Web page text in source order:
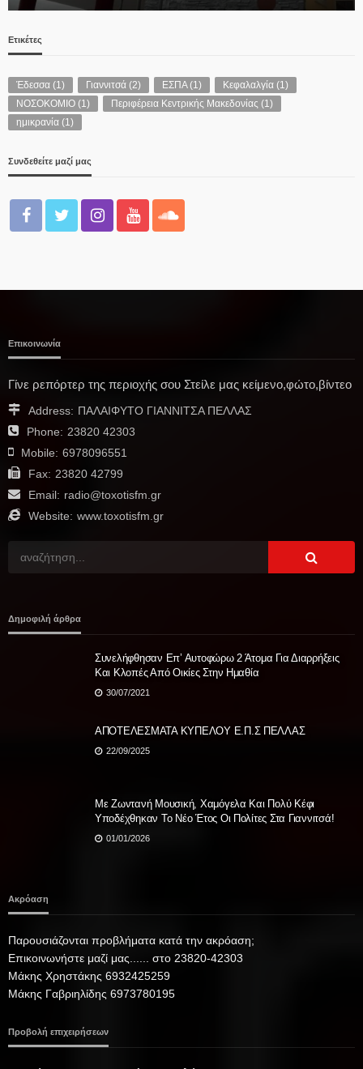
Ετικέτες
Έδεσσα (1) Γιαννιτσά (2) ΕΣΠΑ(1) Κεφαλαλγία (1)
ΝΟΣΟΚΟΜΙΟ (1) Περιφέρεια Κεντρικής Μακεδονίας (1)
ημικρανία (1)
Συνδεθείτε μαζί μας
Επικοινωνία
Γίνε ρεπόρτερ της περιοχής σου Στείλε μας κείμενο,φώτο,βίντεο
Address: ΠΑΛΑΙΦΥΤΟ ΓΙΑΝΝΙΤΣΑ ΠΕΛΛΑΣ
Phone: 23820 42303
Mobile: 6978096551
Fax: 23820 42799
Email: radio@toxotisfm.gr
Website: www.toxotisfm.gr
Δημοφιλή άρθρα
Συνελήφθησαν Επ’ Αυτοφώρω 2 Άτομα Για Διαρρήξεις
Και Κλοπές Από Οικίες Στην Ημαθία
30/07/2021
ΑΠΟΤΕΛΕΣΜΑΤΑ ΚΥΠΕΛΟΥ Ε.Π.Σ ΠΕΛΛΑΣ
22/09/2025
Με Ζωντανή Μουσική, Χαμόγελα Και Πολύ Κέφι
Υποδέχθηκαν Το Νέο Έτος Οι Πολίτες Στα Γιαννιτσά!
01/01/2026
Ακρόαση
Παρουσιάζονται προβλήματα κατά την ακρόαση;
Επικοινωνήστε μαζί μας...... στο 23820-42303
Μάκης Χρηστάκης 6932425259
Μάκης Γαβριηλίδης 6973780195
Προβολή επιχειρήσεων